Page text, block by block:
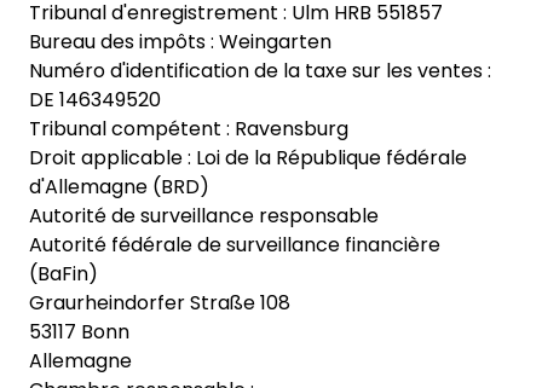
Tribunal d'enregistrement : Ulm HRB 551857
Bureau des impôts : Weingarten
Numéro d'identification de la taxe sur les ventes :
DE 146349520
Tribunal compétent : Ravensburg
Droit applicable : Loi de la République fédérale
d'Allemagne (BRD)
Autorité de surveillance responsable
Autorité fédérale de surveillance financière
(BaFin)
Graurheindorfer Straße 108
53117 Bonn
Allemagne